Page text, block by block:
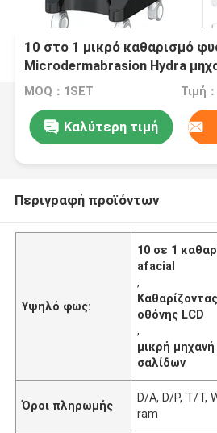
10 στο 1 μικρό καθαρισμό
Microdermabrasion Hydra
Hydrafacial
MOQ：1SET Τιμή
Καλύτερη τιμή
Περιγραφή προϊόντων
Υψηλό φως:
10 σε 1
afacial
,
οθόνης LCD
,
μικρή
σαλίδων
Όροι πληρωμής
D/A, D/P, T/T,
ram